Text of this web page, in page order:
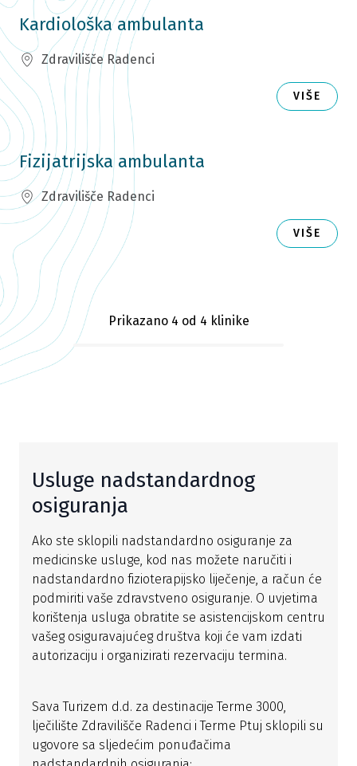
Kardiološka ambulanta
Zdravilišče Radenci
VIŠE
Fizijatrijska ambulanta
Zdravilišče Radenci
VIŠE
Prikazano 4 od 4 klinike
Usluge nadstandardnog
osiguranja
Ako ste sklopili nadstandardno osiguranje za
medicinske usluge, kod nas možete naručiti i
nadstandardno fizioterapijsko liječenje, a račun će
podmiriti vaše zdravstveno osiguranje. O uvjetima
korištenja usluga obratite se asistencijskom centru
vašeg osiguravajućeg društva koji će vam izdati
autorizaciju i organizirati rezervaciju termina.
Sava Turizem d.d. za destinacije Terme 3000,
lječilište Zdravilišče Radenci i Terme Ptuj sklopili su
ugovore sa sljedećim ponuđačima